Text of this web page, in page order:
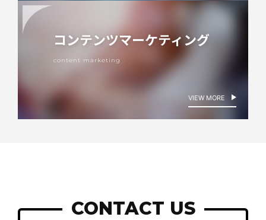
コンテンツマーケティング
content marketing
VIEW MORE
CONTACT US